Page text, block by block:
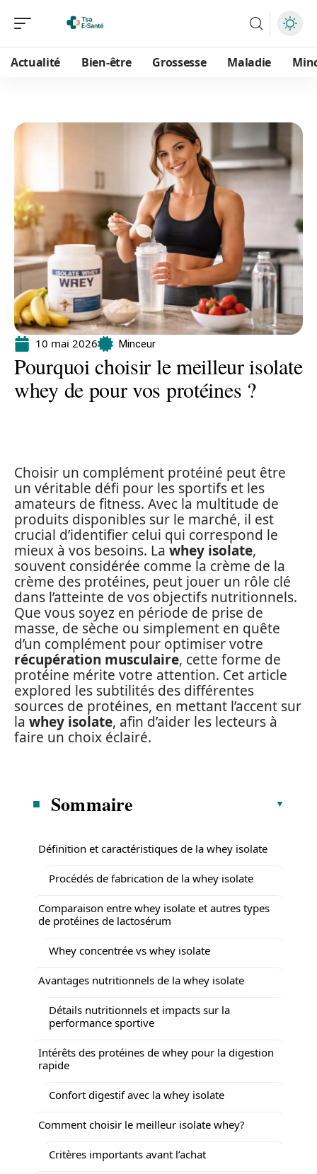
Actualité Bien-être Grossesse Maladie
10 mai 2026 Minceur
Pourquoi choisir le meilleur isolate
whey de pour vos protéines ?
Choisir un complément protéiné peut être
un véritable défi pour les sportifs et les
amateurs de fitness. Avec la multitude de
produits disponibles sur le marché, il est
crucial d’identifier celui qui correspond le
mieux à vos besoins. La whey isolate,
souvent considérée comme la crème de la
crème des protéines, peut jouer un rôle clé
dans l’atteinte de vos objectifs nutritionnels.
Que vous soyez en période de prise de
masse, de sèche ou simplement en quête
d’un complément pour optimiser votre
récupération musculaire, cette forme de
protéine mérite votre attention. Cet article
explored les subtilités des différentes
sources de protéines, en mettant l’accent sur
la whey isolate, afin d’aider les lecteurs à
faire un choix éclairé.
Sommaire
Définition et caractéristiques de la whey isolate
Procédés de fabrication de la whey isolate
Comparaison entre whey isolate et autres types
de protéines de lactosérum
Whey concentrée vs whey isolate
Avantages nutritionnels de la whey isolate
Détails nutritionnels et impacts sur la
performance sportive
Intérêts des protéines de whey pour la digestion
rapide
Confort digestif avec la whey isolate
Comment choisir le meilleur isolate whey?
Critères importants avant l’achat